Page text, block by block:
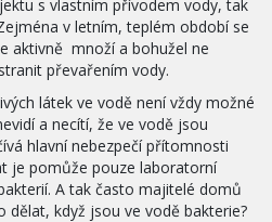
s vlastním přívodem vody, tak
v letním, teplém období se
aktivně  množí a bohužel ne
převařením vody.
látek ve vodě není vždy možné
a necítí, že ve vodě jsou
hlavní nebezpečí přítomnosti
je pomůže pouze laboratorní
A tak často majitelé domů
dělat, když jsou ve vodě bakterie?